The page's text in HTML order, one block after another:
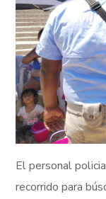
El personal
recorrido para